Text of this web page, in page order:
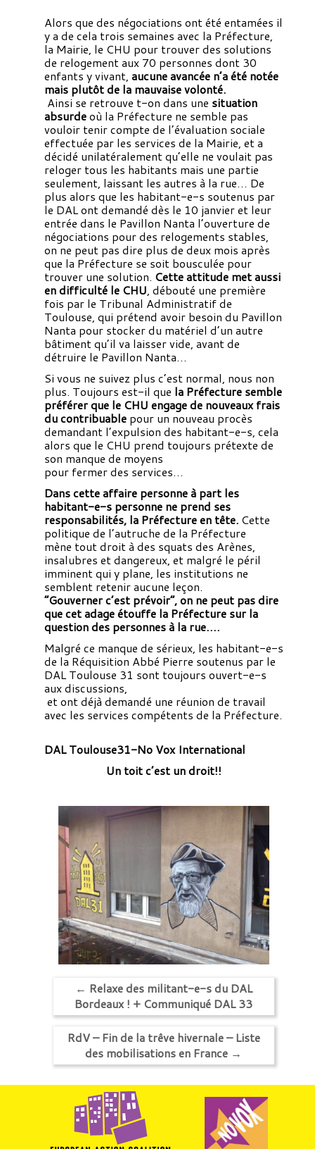
Alors que des négociations ont été entamées il
y a de cela trois semaines avec la Préfecture,
la Mairie, le CHU pour trouver des solutions
de relogement aux 70 personnes dont 30
enfants y vivant, aucune avancée n’a été notée
mais plutôt de la mauvaise volonté.
Ainsi se retrouve t-on dans une situation
absurdeoù la Préfecture ne semble pas
vouloir tenir compte de l’évaluation sociale
effectuée par les services de la Mairie, et a
décidé unilatéralement qu’elle ne voulait pas
reloger tous les habitants mais une partie
seulement, laissant les autres à la rue… De
plus alors que les habitant-e-s soutenus par
le DAL ont demandé dès le 10 janvier et leur
entrée dans le Pavillon Nanta l’ouverture de
négociations pour des relogements stables,
on ne peut pas dire plus de deux mois après
que la Préfecture se soit bousculée pour
trouver une solution. Cette attitude met aussi
en difficulté le CHU , débouté une première
fois par le Tribunal Administratif de
Toulouse, qui prétend avoir besoin du Pavillon
Nanta pour stocker du matériel d’un autre
bâtiment qu’il va laisser vide, avant de
détruire le Pavillon Nanta…
Si vous ne suivez plus c’est normal, nous non
plus. Toujours est-il que la Préfecture semble
préférer que le CHU engage de nouveaux frais
du contribuablepour un nouveau procès
demandant l’expulsion des habitant-e-s, cela
alors que le CHU prend toujours prétexte de
son manque de moyens
pour fermer des services…
Dans cette affaire personne à part les
habitant-e-s personne ne prend ses
responsabilités, la Préfecture en tête.Cette
politique de l’autruche de la Préfecture
mène tout droit à des squats des Arènes,
insalubres et dangereux, et malgré le péril
imminent qui y plane, les institutions ne
semblent retenir aucune leçon.
“Gouverner c’est prévoir”, on ne peut pas dire
que cet adage étouffe la Préfecture sur la
question des personnes à la rue….
Malgré ce manque de sérieux, les habitant-e-s
de la Réquisition Abbé Pierre soutenus par le
DAL Toulouse 31 sont toujours ouvert-e-s
aux discussions,
et ont déjà demandé une réunion de travail
avec les services compétents de la Préfecture.
DAL Toulouse31-No Vox International
Un toit c’est un droit!!
← Relaxe des militant-e-s du DAL
Bordeaux ! + Communiqué DAL 33
RdV – Fin de la trêve hivernale – Liste
des mobilisations en France →